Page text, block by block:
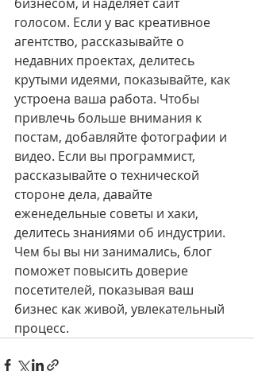
голосом. Если у вас креативное
агентство, рассказывайте о
недавних проектах, делитесь
крутыми идеями, показывайте, как
устроена ваша работа. Чтобы
привлечь больше внимания к
постам, добавляйте фотографии и
видео. Если вы программист,
рассказывайте о технической
стороне дела, давайте
еженедельные советы и хаки,
делитесь знаниями об индустрии.
Чем бы вы ни занимались, блог
поможет повысить доверие
посетителей, показывая ваш
бизнес как живой, увлекательный
процесс.